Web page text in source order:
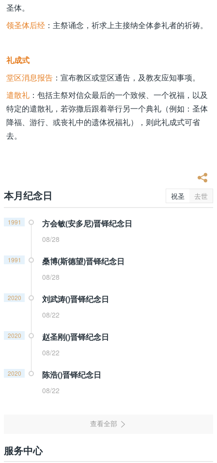
圣体。
领圣体后经 ：主祭诵念，祈求上主接纳全体参礼者的祈祷。
礼成式
堂区消息报告 ：宣布教区或堂区通告，及教友应知事项。
遣散礼 ：包括主祭对信众最后的一个致候、一个祝福，以及
特定的遣散礼，若弥撒后跟着举行另一个典礼（例如：圣体
降福、游行、或丧礼中的遗体祝福礼），则此礼成式可省
去。
本月纪念日 祝圣 去世
1991 方会敏(安多尼)晋铎纪念日
08/28
1991 桑博(斯德望)晋铎纪念日
08/28
2020 刘武涛()晋铎纪念日
08/22
2020 赵圣刚()晋铎纪念日
08/22
2020 陈浩()晋铎纪念日
08/22
服务中心